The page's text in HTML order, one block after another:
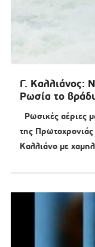
Γ. Καλλιάνος:
Ρωσία το
Ρωσικές αέριες
της
Καλλιάνο με